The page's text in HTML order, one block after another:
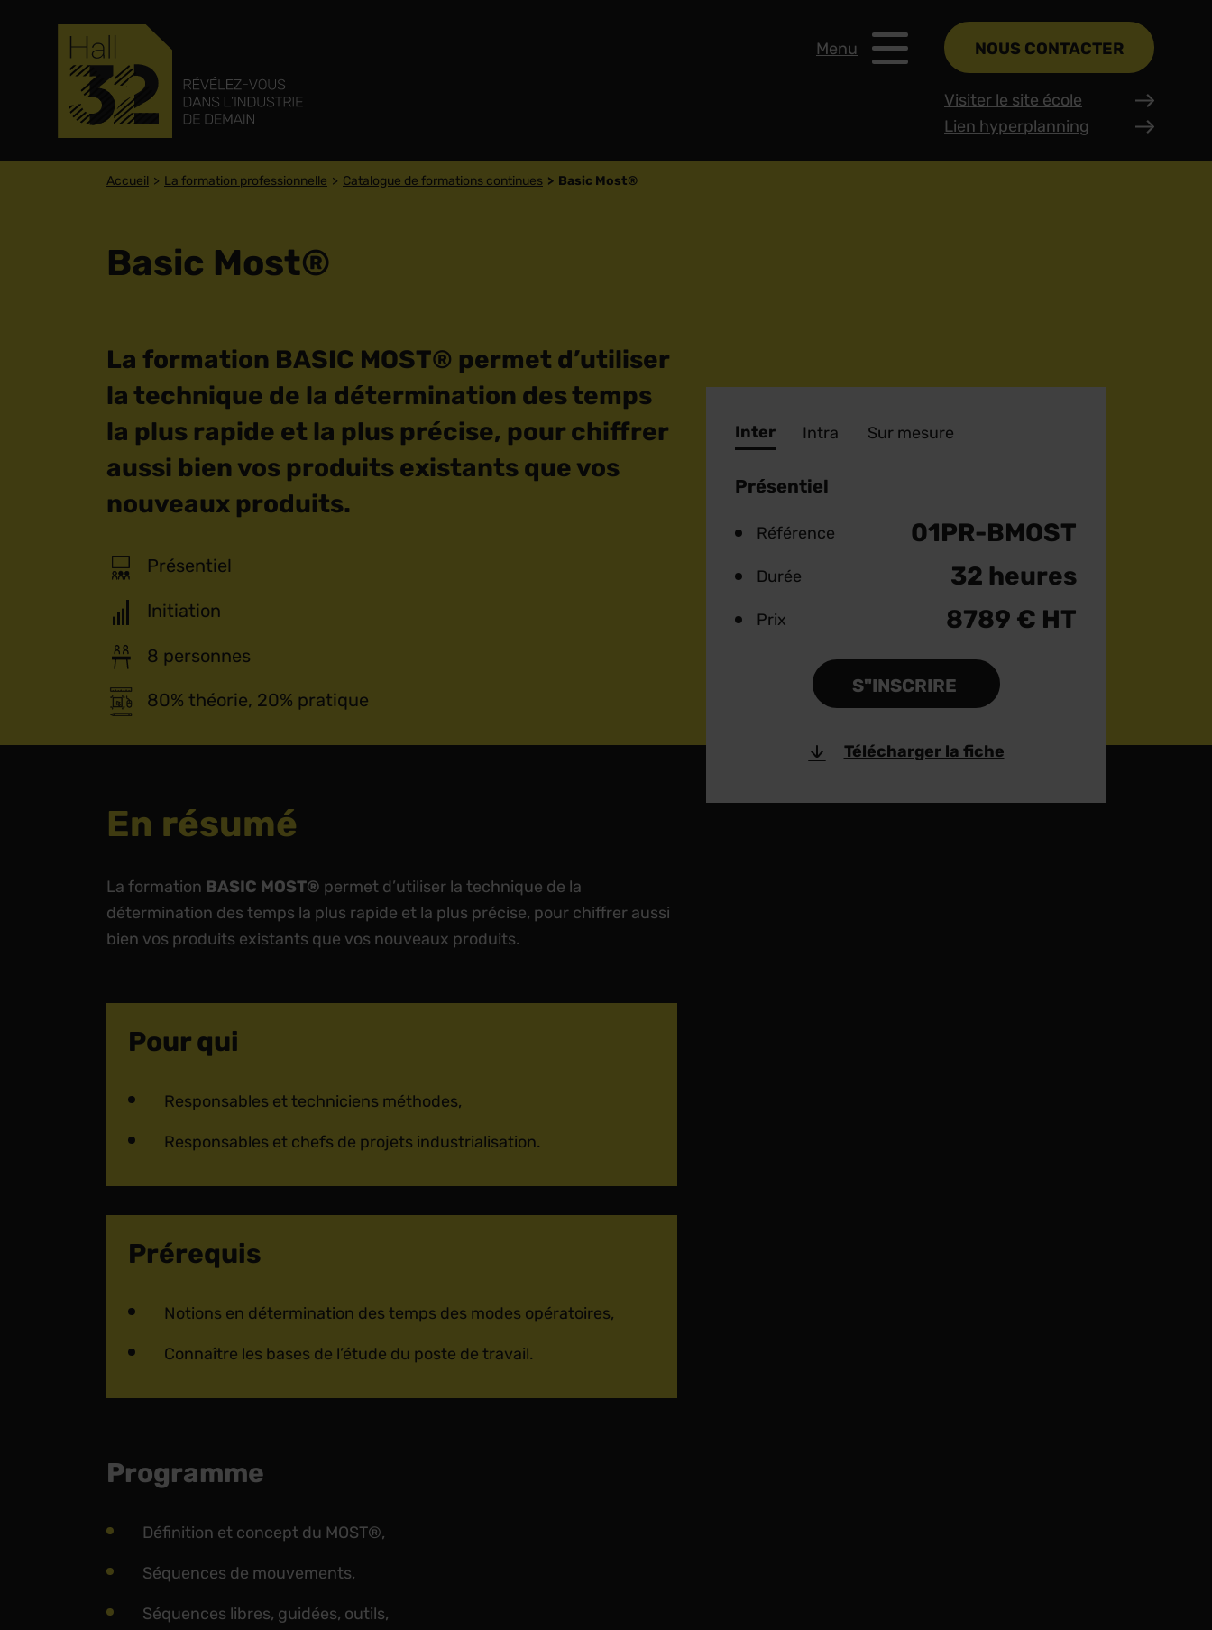
Menu NOUS CONTACTER
Visiter le site école
Lien hyperplanning
Accueil La formation professionnelle Catalogue de formations continues Basic Most®
Basic Most®
La formation BASIC MOST® permet d’utiliser
la technique de la détermination des temps
la plus rapide et la plus précise, pour chiffrer
aussi bien vos produits existants que vos
nouveaux produits.
Présentiel
Initiation
8 personnes
80% théorie, 20% pratique
Inter Intra Sur mesure
Présentiel
Référence 01PR-BMOST
Durée 32 heures
Prix 8789 € HT
S"INSCRIRE
Télécharger la fiche
En résumé
La formation BASIC MOST® permet d’utiliser la technique de la
détermination des temps la plus rapide et la plus précise, pour chiffrer aussi
bien vos produits existants que vos nouveaux produits.
Pour qui
Responsables et techniciens méthodes,
Responsables et chefs de projets industrialisation.
Prérequis
Notions en détermination des temps des modes opératoires,
Connaître les bases de l’étude du poste de travail.
Programme
Définition et concept du MOST®,
Séquences de mouvements,
Séquences libres, guidées, outils,